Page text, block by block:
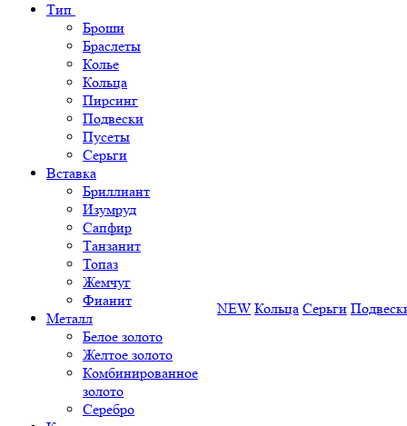
Тип
Броши
Браслеты
Колье
Кольца
Пирсинг
Подвески
Пусеты
Серьги
Вставка
Бриллиант
Изумруд
Сапфир
Танзанит
Топаз
Жемчуг
Фианит
Металл
Белое золото
Желтое золото
Комбинированное
золото
Серебро
NEW Кольца Серьги